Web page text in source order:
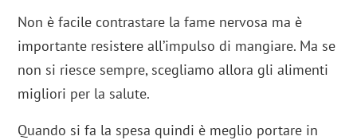
Non è facile contrastare la fame nervosa ma è
importante resistere all’impulso di mangiare. Ma se
non si riesce sempre, scegliamo allora gli alimenti
migliori per la salute.
Quando si fa la spesa quindi è meglio portare in